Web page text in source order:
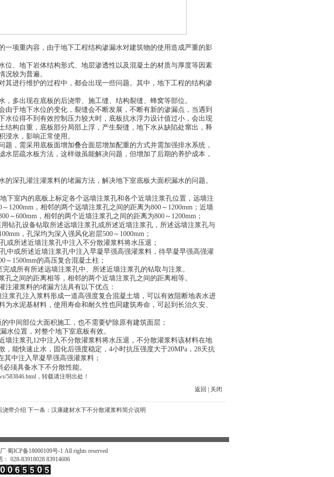
一项重内容，由于地下工程结构渗漏水对建筑物的使用造成严重的影
位、地下岩体结构形式、地层渗透性以及混凝土的材质与厚度等因素
况较为普遍。
其进行维护的过程中，都会出现一些问题。其中，地下工程的结构渗
，多出现在底板的后浇带、施工缝、结构裂缝、蜂窝等部位。
由于地下水位的变化，裂缝会不断发展，不断有新的渗漏点，当遇到
水位得不到有效控制压力较大时，底板抗水浮力设计值过小，会出现
结构自重，底板部分局部上浮，产生裂缝，地下水从缺陷处窜出，释
浸水，影响正常使用。
题，需采用底板面增加叠合面层增加配重的方式并需加强排水系统，
水层疏水板方法，这样做虽能解决问题，但增加了后期的养护成本，
的深孔灌注灌浆料的堵漏方法，解决地下室底板大面积漏水的问题。
下室内的底板上标定各个远墙注浆孔和各个近墙注浆孔位置，远墙注
1200mm，相邻的两个远墙注浆孔之间的距离为800～1200mm；近墙
～600mm，相邻的两个近墙注浆孔之间的距离为800～1200mm；
钻孔设备钻取所述远墙注浆孔或所述近墙注浆孔，所述远墙注浆孔与
，孔深均为深入强风化岩层500～1000mm；
或所述近墙注浆孔中注入不分散灌浆料将水压退；
中或所述近墙注浆孔中注入早凝早强高强灌浆料，待早凝早强高强灌
～1500mm的高压复合混凝土柱；
成所有所述远墙注浆孔中、所述近墙注浆孔的钻取与注浆。
孔之间的距离相等，相邻的两个近墙注浆孔之间的距离相等。
注灌浆料的堵漏方法具有以下优点：
浆孔注入浆料形成一道高强度复合混凝土墙，可以有效阻断地表水进
为水泥基材料，使用寿命和耐久性也同建筑寿命，可起到长治久安、
中间部位大面积施工，也不需要铲除原有建筑面层；
水位置，对整个地下室底板有效。
墙注浆孔12中注入不分散灌浆料将水压退，不分散灌浆料该材料在地
，能快速止水，固化后强度稳定，4小时抗压强度大于20MPa，28天抗
其中注入早凝早强高强灌浆料；
须具备水下不分散性能。
583846.html，转载请注明出处！
返回
关闭
浇带介绍 下一条：汉康建材水下不分散灌浆料简介说明
蜀ICP备18000109号-1 All rights reserved
028-83918028 83914606